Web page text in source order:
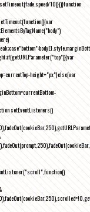
10)}()}function
height+"px"}else{var
setEventListeners()